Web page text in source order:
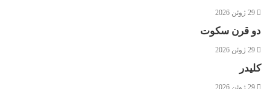
29 ژوئن 2026
دو قرن سکوت
29 ژوئن 2026
کلیدر
29 ژوئن 2026